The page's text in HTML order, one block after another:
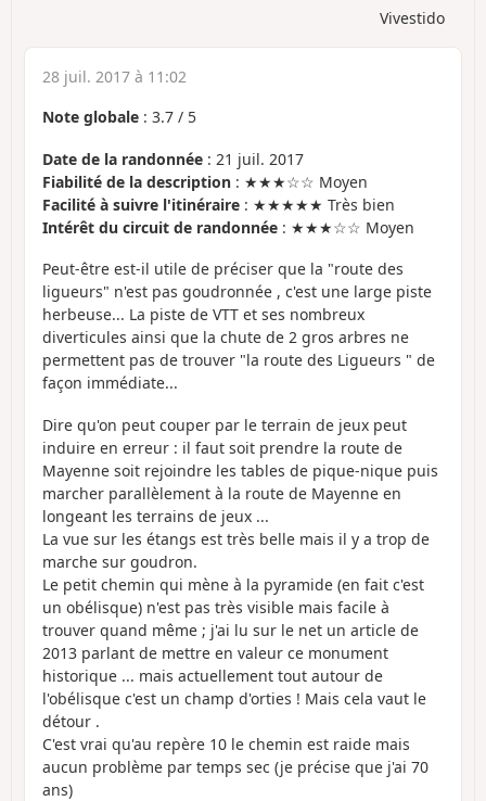
Vivestido
28 juil. 2017 à 11:02
Note globale : 3.7 / 5
Date de la randonnée : 21 juil. 2017
Fiabilité de la description : ★★★☆☆ Moyen
Facilité à suivre l'itinéraire : ★★★★★ Très bien
Intérêt du circuit de randonnée : ★★★☆☆ Moyen
Peut-être est-il utile de préciser que la "route des
ligueurs" n'est pas goudronnée , c'est une large piste
herbeuse... La piste de VTT et ses nombreux
diverticules ainsi que la chute de 2 gros arbres ne
permettent pas de trouver "la route des Ligueurs " de
façon immédiate...
Dire qu'on peut couper par le terrain de jeux peut
induire en erreur : il faut soit prendre la route de
Mayenne soit rejoindre les tables de pique-nique puis
marcher parallèlement à la route de Mayenne en
longeant les terrains de jeux ...
La vue sur les étangs est très belle mais il y a trop de
marche sur goudron.
Le petit chemin qui mène à la pyramide (en fait c'est
un obélisque) n'est pas très visible mais facile à
trouver quand même ; j'ai lu sur le net un article de
2013 parlant de mettre en valeur ce monument
historique ... mais actuellement tout autour de
l'obélisque c'est un champ d'orties ! Mais cela vaut le
détour .
C'est vrai qu'au repère 10 le chemin est raide mais
aucun problème par temps sec (je précise que j'ai 70
ans)